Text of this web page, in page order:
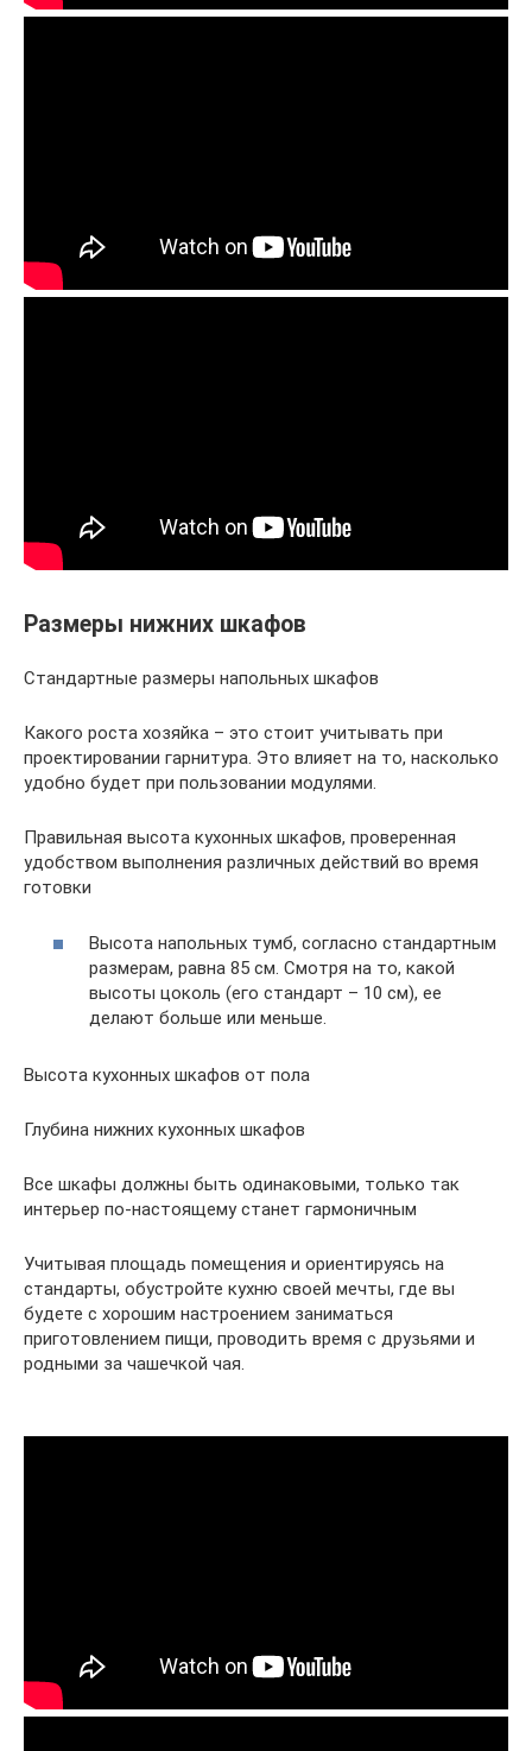
Размеры нижних шкафов
Стандартные размеры напольных шкафов
Какого роста хозяйка – это стоит учитывать при
проектировании гарнитура. Это влияет на то, насколько
удобно будет при пользовании модулями.
Правильная высота кухонных шкафов, проверенная
удобством выполнения различных действий во время
готовки
Высота напольных тумб, согласно стандартным
размерам, равна 85 см. Смотря на то, какой
высоты цоколь (его стандарт – 10 см), ее
делают больше или меньше.
Высота кухонных шкафов от пола
Глубина нижних кухонных шкафов
Все шкафы должны быть одинаковыми, только так
интерьер по-настоящему станет гармоничным
Учитывая площадь помещения и ориентируясь на
стандарты, обустройте кухню своей мечты, где вы
будете с хорошим настроением заниматься
приготовлением пищи, проводить время с друзьями и
родными за чашечкой чая.